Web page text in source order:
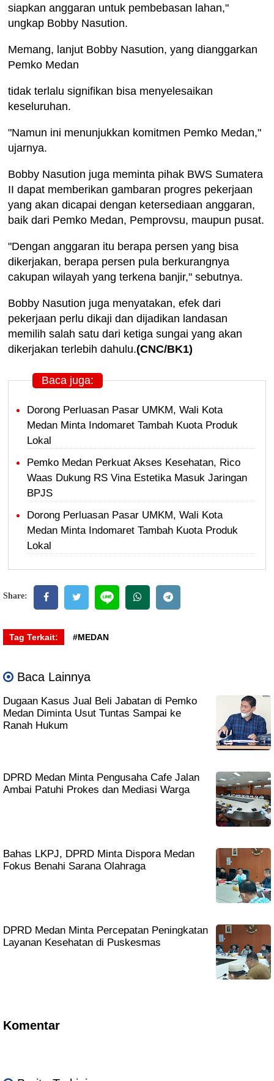
siapkan anggaran untuk pembebasan lahan,"
ungkap Bobby Nasution.
Memang, lanjut Bobby Nasution, yang dianggarkan
Pemko Medan
tidak terlalu signifikan bisa menyelesaikan
keseluruhan.
"Namun ini menunjukkan komitmen Pemko Medan,"
ujarnya.
Bobby Nasution juga meminta pihak BWS Sumatera
II dapat memberikan gambaran progres pekerjaan
yang akan dicapai dengan ketersediaan anggaran,
baik dari Pemko Medan, Pemprovsu, maupun pusat.
"Dengan anggaran itu berapa persen yang bisa
dikerjakan, berapa persen pula berkurangnya
cakupan wilayah yang terkena banjir," sebutnya.
Bobby Nasution juga menyatakan, efek dari
pekerjaan perlu dikaji dan dijadikan landasan
memilih salah satu dari ketiga sungai yang akan
dikerjakan terlebih dahulu.(CNC/BK1)
Baca juga:
Dorong Perluasan Pasar UMKM, Wali Kota
Medan Minta Indomaret Tambah Kuota Produk
Lokal
Pemko Medan Perkuat Akses Kesehatan, Rico
Waas Dukung RS Vina Estetika Masuk Jaringan
BPJS
Dorong Perluasan Pasar UMKM, Wali Kota
Medan Minta Indomaret Tambah Kuota Produk
Lokal
Share:
Tag Terkait: #MEDAN
Baca Lainnya
Dugaan Kasus Jual Beli Jabatan di Pemko
Medan Diminta Usut Tuntas Sampai ke
Ranah Hukum
DPRD Medan Minta Pengusaha Cafe Jalan
Ambai Patuhi Prokes dan Mediasi Warga
Bahas LKPJ, DPRD Minta Dispora Medan
Fokus Benahi Sarana Olahraga
DPRD Medan Minta Percepatan Peningkatan
Layanan Kesehatan di Puskesmas
Komentar